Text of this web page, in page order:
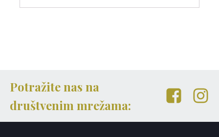
Potražite nas na
društvenim mrežama: